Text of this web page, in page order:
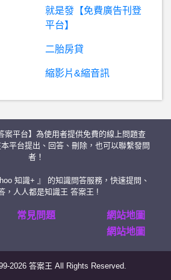
棒
球- 林益全什麼時候才能上來？ 林益全什麼時候才能上來？
手買房請益 台中新手買房請益
P
lay Station - PS- dualsense 蘑菇頭可以直接拔掉更換嗎? dualsense 蘑菇頭可以直接拔掉更換嗎?
逢甲夜市 逢甲夜市
就是發【免費廣告刊登
平台】
二胎房貸
縮影片&縮音訊
案平台】為使用者提供免費的線上問題查
平台提出、回答、刪除，也可以聯繫發問
者！
知識+ 』 的知識問答服務，快速提問、
，人人都是知識王 答案王 !
常見問題
網站地圖
網站地圖
2026 答案王 All Rights Reserved.